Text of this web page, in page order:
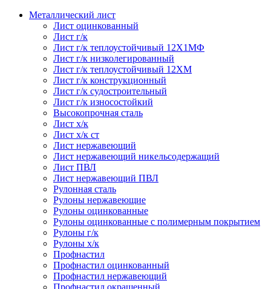
Металлический лист
Лист оцинкованный
Лист г/к
Лист г/к теплоустойчивый 12Х1МФ
Лист г/к низколегированный
Лист г/к теплоустойчивый 12ХМ
Лист г/к конструкционный
Лист г/к судостроительный
Лист г/к износостойкий
Высокопрочная сталь
Лист х/к
Лист х/к ст
Лист нержавеющий
Лист нержавеющий никельсодержащий
Лист ПВЛ
Лист нержавеющий ПВЛ
Рулонная сталь
Рулоны нержавеющие
Рулоны оцинкованные
Рулоны оцинкованные с полимерным покрытием
Рулоны г/к
Рулоны х/к
Профнастил
Профнастил оцинкованный
Профнастил нержавеющий
Профнастил окрашенный